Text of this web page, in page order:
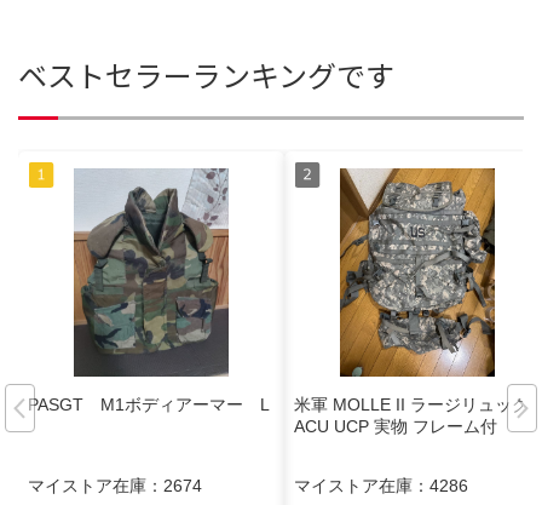
ベストセラーランキングです
PASGT M1ボディアーマー L
マイストア在庫： 2674
米軍 MOLLE II ラージリュック
ACU UCP 実物 フレーム付
マイストア在庫： 4286